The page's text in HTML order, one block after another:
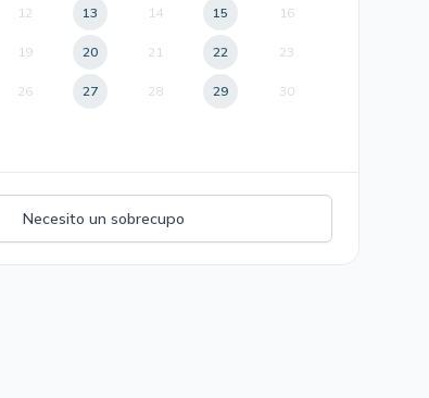
12 13 14 15 16
19 20 21 22 23
26 27 28 29 30
Necesito un sobrecupo